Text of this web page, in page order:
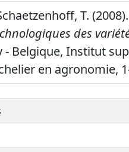
T. (2008).
des
- Belgique, Institut
en agronomie,